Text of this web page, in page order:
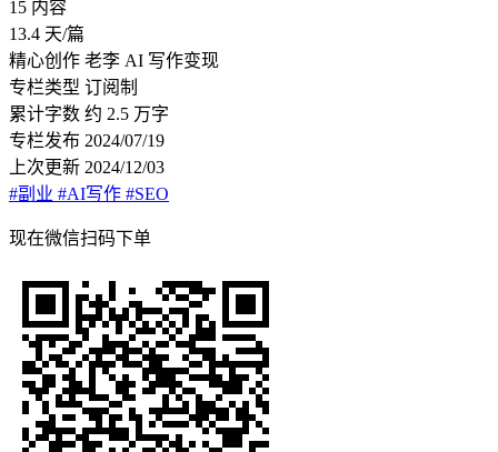
15 内容
13.4 天/篇
精心创作 老李 AI 写作变现
专栏类型 订阅制
累计字数 约 2.5 万字
专栏发布 2024/07/19
上次更新 2024/12/03
#副业 #AI写作 #SEO
现在微信扫码下单